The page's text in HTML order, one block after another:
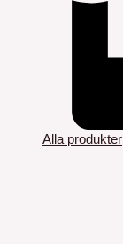
Alla produkter